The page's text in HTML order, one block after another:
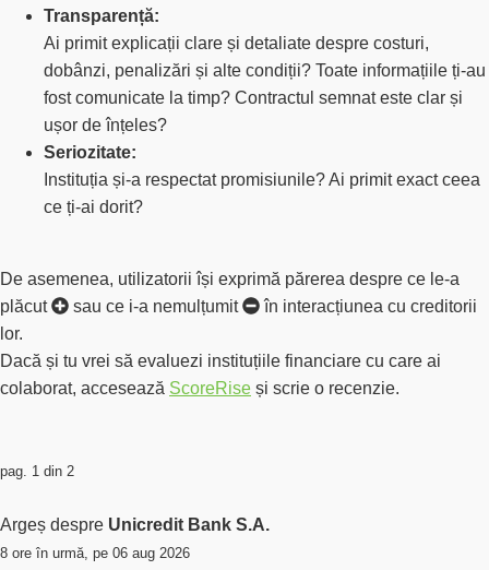
Transparență:
Ai primit explicații clare și detaliate despre costuri,
dobânzi, penalizări și alte condiții? Toate informațiile ți-au
fost comunicate la timp? Contractul semnat este clar și
ușor de înțeles?
Seriozitate:
Instituția și-a respectat promisiunile? Ai primit exact ceea
ce ți-ai dorit?
De asemenea, utilizatorii își exprimă părerea despre ce le-a
plăcut
sau ce i-a nemulțumit
în interacțiunea cu creditorii
lor.
Dacă și tu vrei să evaluezi instituțiile financiare cu care ai
colaborat, accesează ScoreRise și scrie o recenzie.
pag. 1 din 2
Argeș despre Unicredit Bank S.A.
8 ore în urmă, pe 06 aug 2026